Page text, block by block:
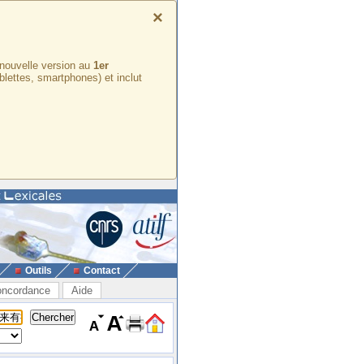
×
version au 1er
smartphones) et inclut
Outils Contact
Aide